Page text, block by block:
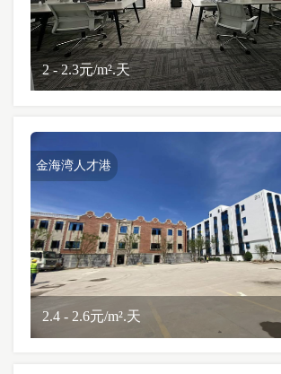
2 - 2.3元/m².天
金海湾人才港
2.4 - 2.6元/m².天